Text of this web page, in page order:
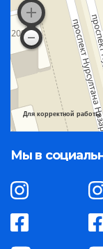
Для корректной
Мы в